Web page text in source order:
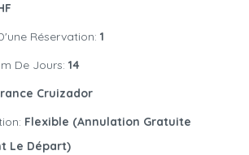
Réservation: 1
De Jours: 14
Cruizador
Flexible (annulation Gratuite
Le Départ)